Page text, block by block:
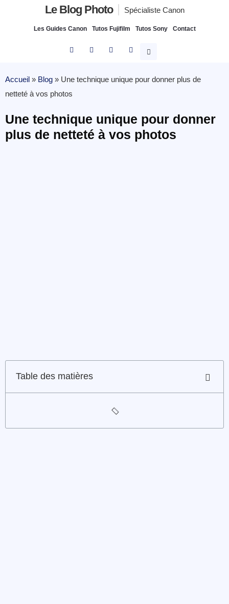
Le Blog Photo Spécialiste Canon
Les Guides Canon Tutos Fujifilm Tutos Sony Contact
Accueil » Blog » Une technique unique pour donner plus de
netteté à vos photos
Une technique unique pour donner
plus de netteté à vos photos
Table des matières